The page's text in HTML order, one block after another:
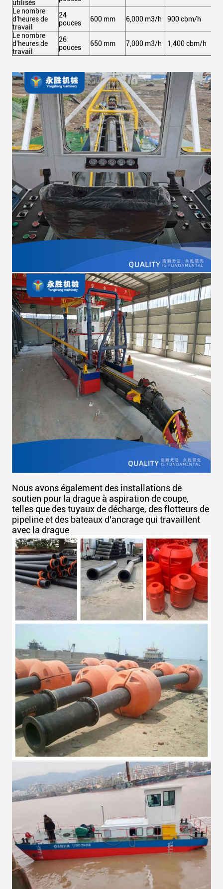
utilisés
Le nombre
d'heures de
travail
24
pouces
600 mm 6,000 m3/h 900 cbm/h
Le nombre
d'heures de
travail
26
pouces
650 mm 7,000 m3/h 1,400 cbm/h
Nous avons également des installations de
soutien pour la drague à aspiration de coupe,
telles que des tuyaux de décharge, des flotteurs de
pipeline et des bateaux d'ancrage qui travaillent
avec la drague